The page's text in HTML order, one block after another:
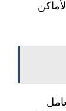
في جميع الأوقات 24/24 والأماكن